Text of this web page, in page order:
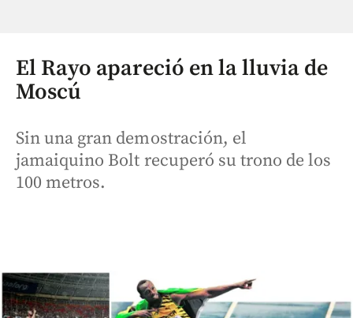
El Rayo apareció en la lluvia de
Moscú
Sin una gran demostración, el
jamaiquino Bolt recuperó su trono de los
100 metros.